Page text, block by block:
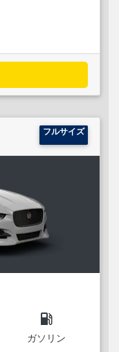
フルサイズ
local_gas_station
ガソリン